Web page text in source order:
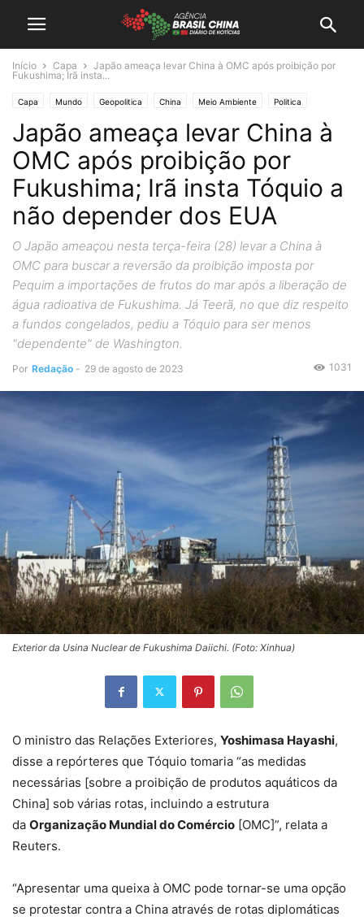
Início Capa
Japão ameaça levar China à OMC após proibição por
Fukushima; Irã insta...
Capa Mundo Geopolitica China Meio Ambiente Politica
Japão ameaça levar China à
OMC após proibição por
Fukushima; Irã insta Tóquio a
não depender dos EUA
O Japão ameaçou nesta terça-feira (28) levar a China à
OMC para buscar a reversão da proibição imposta por
Pequim a importações de frutos do mar após a liberação de
água radioativa de Fukushima. Já Teerã, no que diz respeito
a fundos congelados, pediu a Tóquio para ser menos
"dependente" de Washington.
Por Redação - 29 de agosto de 2023 1031
Exterior da Usina Nuclear de Fukushima Daiichi. (Foto: Xinhua)
O ministro das Relações Exteriores, Yoshimasa Hayashi,
disse a repórteres que Tóquio tomaria “as medidas
necessárias [sobre a proibição de produtos aquáticos da
China] sob várias rotas, incluindo a estrutura
da Organização Mundial do Comércio [OMC]”, relata a
Reuters.
“Apresentar uma queixa à OMC pode tornar-se uma opção
se protestar contra a China através de rotas diplomáticas